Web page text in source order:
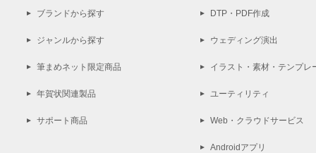
ブランドから探す
ジャンルから探す
筆まめネット限定商品
年賀状関連製品
サポート商品
DTP・PDF作成
ウェディング演出
イラスト・素材・テンプレ
ユーティリティ
Web・クラウドサービス
Androidアプリ